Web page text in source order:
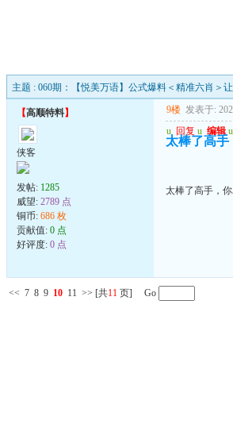
主题 : 060期：【悦美万语】公式爆料＜精准六肖＞
【高顺特料】
侠客
发帖: 1285
威望: 2789 点
铜币: 686 枚
贡献值: 0 点
好评度: 0 点
9楼 发表于:
u 回复 u 编辑 u
太棒了高
太棒了高手，
<< 7 8 9 10 11 >> [共11 页] Go